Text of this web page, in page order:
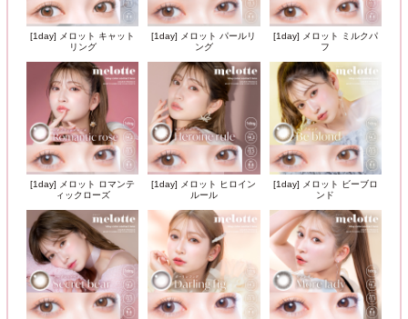
[1day] メロット キャット
リング
[1day] メロット パールリ
ング
[1day] メロット ミルクパ
フ
[1day] メロット ロマンテ
ィックローズ
[1day] メロット ヒロイン
ルール
[1day] メロット ビーブロ
ンド